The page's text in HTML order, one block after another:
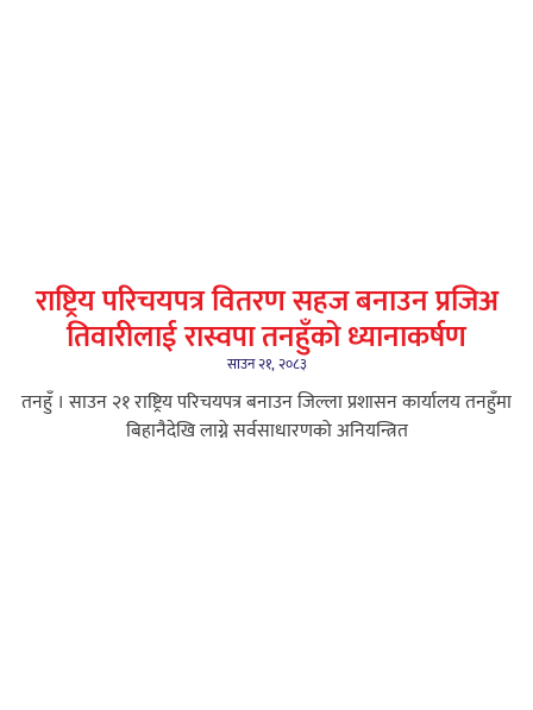
राष्ट्रिय परिचयपत्र वितरण सहज बनाउन प्रजिअ
तिवारीलाई रास्वपा तनहुँको ध्यानाकर्षण
साउन २१, २०८३
तनहुँ । साउन २१ राष्ट्रिय परिचयपत्र बनाउन जिल्ला प्रशासन कार्यालय तनहुँमा
बिहानैदेखि लाग्ने सर्वसाधारणको अनियन्त्रित